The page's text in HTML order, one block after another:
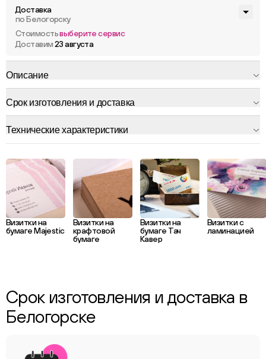
Доставка
по Белогорску
Стоимостьвыберите сервис
Доставим23 августа
Описание
Срок изготовления и доставка
Технические характеристики
Визитки на
бумаге Majestic
Визитки на
крафтовой
бумаге
Визитки на
бумаге Тач
Кавер
Визитки с
ламинацией
Срок изготовления и доставка в
Белогорске